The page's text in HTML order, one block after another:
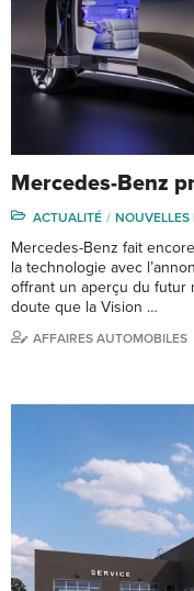
Mercedes-Benz
ACTUALITÉ NOUVELLES
Mercedes-Benz fait
la technologie avec
offrant un aperçu du futur
doute que la Vision …
AFFAIRES AUTOMOBILES